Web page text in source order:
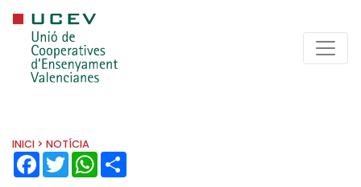
INICI > NOTÍCIA
FACEBOOK
TWITTERWHATSAPP